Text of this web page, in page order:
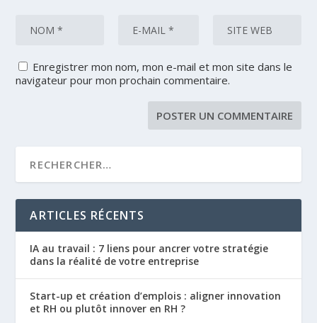
Enregistrer mon nom, mon e-mail et mon site dans le
navigateur pour mon prochain commentaire.
ARTICLES RÉCENTS
IA au travail : 7 liens pour ancrer votre stratégie
dans la réalité de votre entreprise
Start-up et création d’emplois : aligner innovation
et RH ou plutôt innover en RH ?